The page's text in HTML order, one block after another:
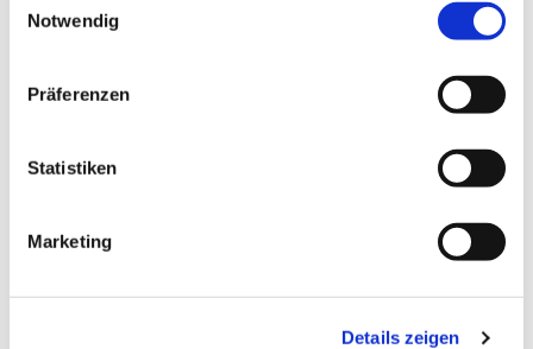
Notwendig
Präferenzen
Statistiken
Marketing
Details zeigen